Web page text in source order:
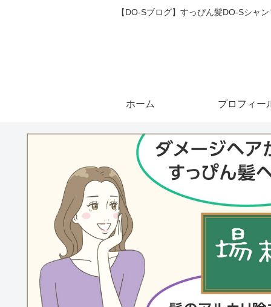
【DO-Sブログ】すっぴん髪DO-Sシャ
ホーム プロフィー